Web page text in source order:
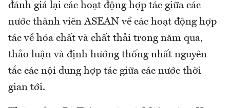
đánh giá lại các hoạt động hợp tác giữa các
nước thành viên ASEAN về các hoạt động hợp
tác về hóa chất và chất thải trong năm qua,
thảo luận và định hướng thống nhất nguyên
tắc các nội dung hợp tác giữa các nước thời
gian tới.